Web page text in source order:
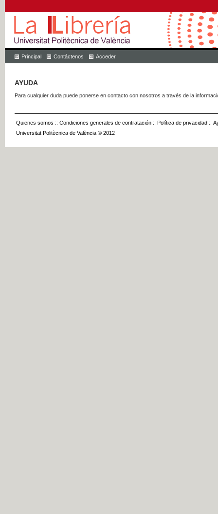
Principal Contáctenos Acceder
AYUDA
Para cualquier duda puede ponerse en contacto con nosotros a través de la
Quienes somos :: Condiciones generales de contratación :: Política de privacidad ::
Universitat Politècnica de València © 2012